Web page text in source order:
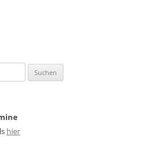
hier